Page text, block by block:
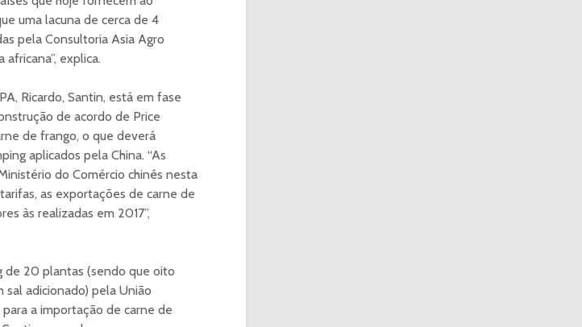
uma lacuna de cerca de 4
pela Consultoria Asia Agro
explica.
Ricardo, Santin, está em fase
de acordo de Price
de frango, o que deverá
aplicados pela China. “As
do Comércio chinês nesta
as exportações de carne de
às realizadas em 2017”,
de 20 plantas (sendo que oito
adicionado) pela União
a importação de carne de